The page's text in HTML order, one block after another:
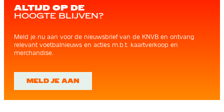
ALTIJD OP DE
HOOGTE BLIJVEN?
Meld je nu aan voor de nieuwsbrief van de KNVB en ontvang
relevant voetbalnieuws en acties m.b.t. kaartverkoop en
merchandise.
MELD JE AAN